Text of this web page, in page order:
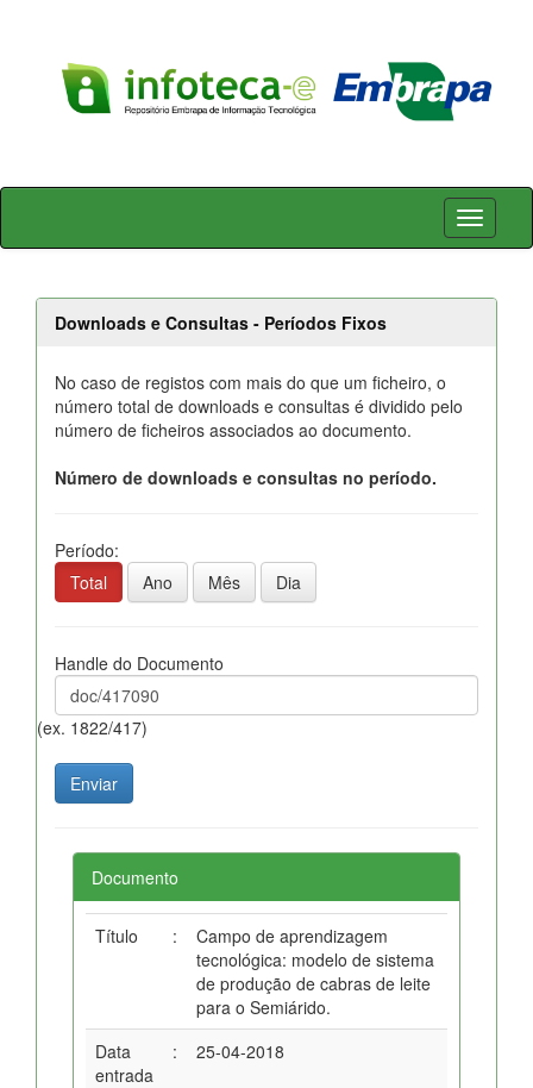
Skip
Downloads e Consultas - Períodos Fixos
No caso de registos com mais do que um ficheiro, o
número total de downloads e consultas é dividido pelo
número de ficheiros associados ao documento.
Número de downloads e consultas no período.
Período:
Total
Ano Mês Dia
Handle do Documento
(ex. 1822/417)
Documento
Título :
Campo de aprendizagem
tecnológica: modelo de sistema
de produção de cabras de leite
para o Semiárido.
Data
entrada
: 25-04-2018